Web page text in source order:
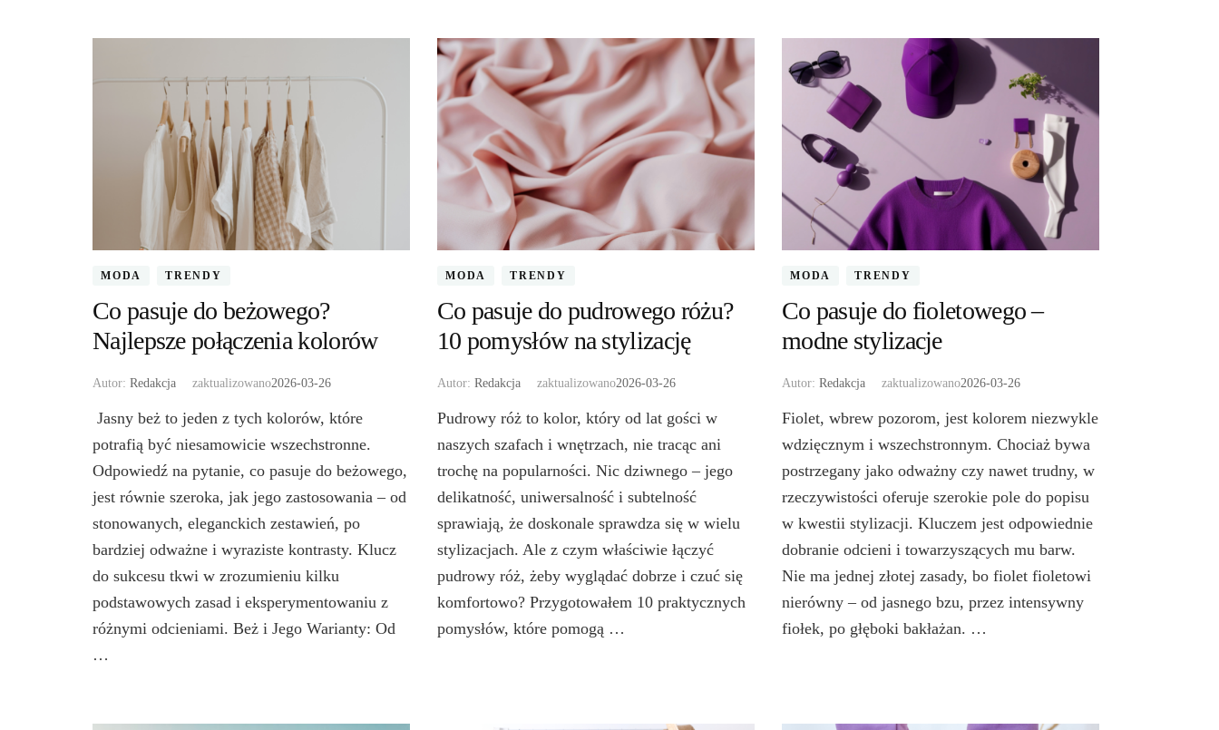
MODA TRENDY
Co pasuje do beżowego?
Najlepsze połączenia kolorów
Autor: Redakcja zaktualizowano2026-03-26
Jasny beż to jeden z tych kolorów, które
potrafią być niesamowicie wszechstronne.
Odpowiedź na pytanie, co pasuje do beżowego,
jest równie szeroka, jak jego zastosowania – od
stonowanych, eleganckich zestawień, po
bardziej odważne i wyraziste kontrasty. Klucz
do sukcesu tkwi w zrozumieniu kilku
podstawowych zasad i eksperymentowaniu z
różnymi odcieniami. Beż i Jego Warianty: Od
…
MODA TRENDY
Co pasuje do pudrowego różu?
10 pomysłów na stylizację
Autor: Redakcja zaktualizowano2026-03-26
Pudrowy róż to kolor, który od lat gości w
naszych szafach i wnętrzach, nie tracąc ani
trochę na popularności. Nic dziwnego – jego
delikatność, uniwersalność i subtelność
sprawiają, że doskonale sprawdza się w wielu
stylizacjach. Ale z czym właściwie łączyć
pudrowy róż, żeby wyglądać dobrze i czuć się
komfortowo? Przygotowałem 10 praktycznych
pomysłów, które pomogą …
MODA TRENDY
Co pasuje do fioletowego –
modne stylizacje
Autor: Redakcja zaktualizowano2026-03-26
Fiolet, wbrew pozorom, jest kolorem niezwykle
wdzięcznym i wszechstronnym. Chociaż bywa
postrzegany jako odważny czy nawet trudny, w
rzeczywistości oferuje szerokie pole do popisu
w kwestii stylizacji. Kluczem jest odpowiednie
dobranie odcieni i towarzyszących mu barw.
Nie ma jednej złotej zasady, bo fiolet fioletowi
nierówny – od jasnego bzu, przez intensywny
fiołek, po głęboki bakłażan. …